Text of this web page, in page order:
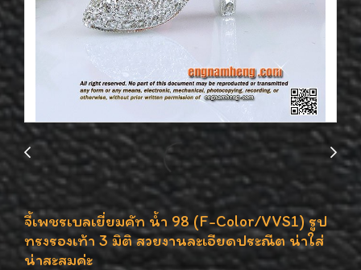
จี้เพชรเบลเยี่ยมคัท น้ำ 98 (F-Color/VVS1) รูป
ทรงรองเท้า 3 มิติ สวยงานละเอียดประณีต น่าใส่
น่าสะสมค่ะ